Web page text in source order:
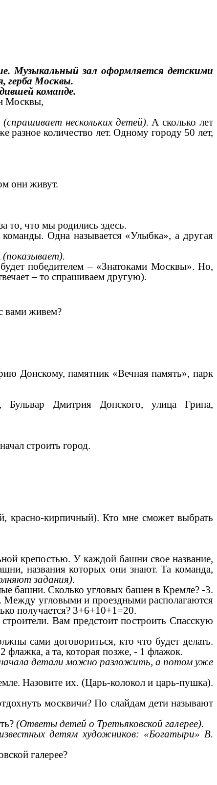
Музыкальный зал оформляется детскими
герба Москвы.
команде.
Москвы,
(спрашивает нескольких детей).А сколько лет
разное количество лет. Одному городу 50 лет,
они живут.
то, что мы родились здесь.
Одна называется «Улыбка», а другая
(показывает).
победителем – «Знатоками Москвы». Но,
– то спрашиваем другую).
живем?
памятник «Вечная память», парк
Бульвар Дмитрия Донского, улица Грина,
строить город.
кирпичный). Кто мне сможет выбрать
У каждой башни свое название,
названия которых они знают. Та команда,
задания).
башни. Сколько угловых башен в Кремле? -3.
угловыми и проездными располагаются
получается? 3+6+10+1=20.
Вам предстоит построить Спасскую
сами договориться, кто что будет делать.
флажка, а та, которая позже, - 1 флажок.
детали можно разложить, а потом уже
Назовите их. (Царь-колокол и царь-пушка).
москвичи? По слайдам дети называют
(Ответы детей о Третьяковской галерее).
детям художников: «Богатыри» В.
галерее?